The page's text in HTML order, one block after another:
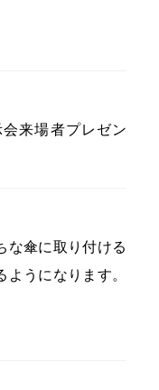
来場者プレゼン
な傘に取り付ける
うになります。